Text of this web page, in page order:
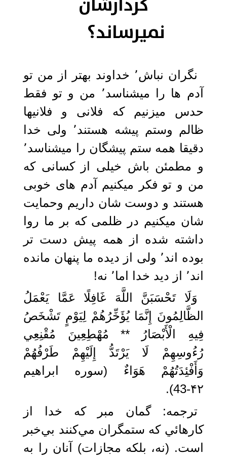
نمیرساند؟
نگران نباش٬ خداوند بهتر از من تو
آدم ها را میشناسد٬ من و تو فقط
حدس میزنیم که فلانی و فلانیها
ظالم وستم پیشه هستند٬ ولی خدا
دقیقا همه ستم پیشگان را میشناسد٬
و مطمئن باش خیلی از کسانی که
من و تو فکر میکنیم آدم های خوبی
هستند و دوست شان داریم وحمایت
شان میکنیم در ظلمی که بر ما روا
داشته شده از همه پیش دست تر
بوده اند٬ ولی از دیده ما پنهان مانده
اند٬ از دید خدا اما٬ نه!
وَلَا تَحْسَبَنَّ اللَّهَ غَافِلًا عَمَّا يَعْمَلُ
الظَّالِمُونَ إِنَّمَا يُؤَخِّرُهُمْ لِيَوْمٍ تَشْخَصُ
فِيهِ الْأَبْصَارُ ** مُهْطِعِينَ مُقْنِعِي
رُءُوسِهِمْ لَا يَرْتَدُّ إِلَيْهِمْ طَرْفُهُمْ
وَأَفْئِدَتُهُمْ هَوَاءٌ (سوره ابراهیم
۴۲-43).
ترجمه: گمان مبر كه خدا از
كارهائي كه ستمگران مي‌كنند بي‌خبر
است. (نه، بلكه مجازات) آنان را به